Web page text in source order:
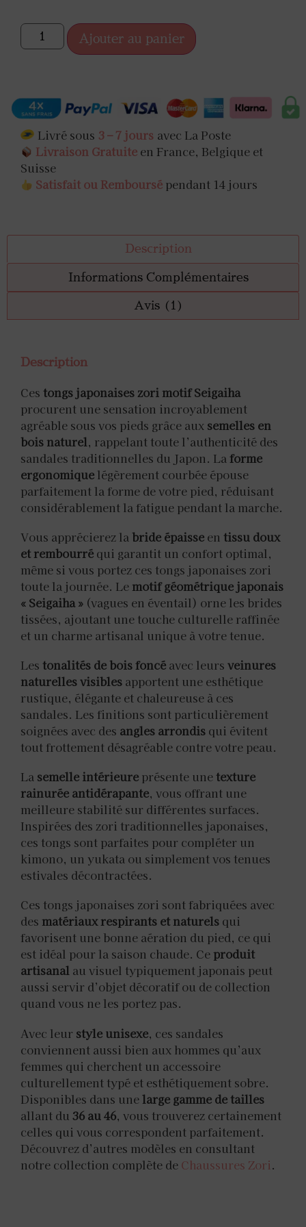
Ajouter au panier
Livré sous 3 – 7 jours avec La Poste
Livraison Gratuite en France, Belgique et
Suisse
Satisfait ou Remboursé pendant 14 jours
Description
Informations Complémentaires
Avis (1)
Description
Ces tongs japonaises zori motif Seigaiha
procurent une sensation incroyablement
agréable sous vos pieds grâce aux semelles en
bois naturel, rappelant toute l’authenticité des
sandales traditionnelles du Japon. La forme
ergonomique légèrement courbée épouse
parfaitement la forme de votre pied, réduisant
considérablement la fatigue pendant la marche.
Vous apprécierez labride épaisse en tissu doux
et rembourré qui garantit un confort optimal,
même si vous portez ces tongs japonaises zori
toute la journée. Le motif géométrique japonais
« Seigaiha » (vagues en éventail) orne les brides
tissées, ajoutant une touche culturelle raffinée
et un charme artisanal unique à votre tenue.
Les tonalités de bois foncé avec leurs veinures
naturelles visibles apportent une esthétique
rustique, élégante et chaleureuse à ces
sandales. Les finitions sont particulièrement
soignées avec des angles arrondis qui évitent
tout frottement désagréable contre votre peau.
La semelle intérieure présente unetexture
rainurée antidérapante, vous offrant une
meilleure stabilité sur différentes surfaces.
Inspirées des zori traditionnelles japonaises,
ces tongs sont parfaites pour compléter un
kimono, un yukata ou simplement vos tenues
estivales décontractées.
Ces tongs japonaises zori sont fabriquées avec
des matériaux respirants et naturels qui
favorisent une bonne aération du pied, ce qui
est idéal pour la saison chaude. Ce produit
artisanal au visuel typiquement japonais peut
aussi servir d’objet décoratif ou de collection
quand vous ne les portez pas.
Avec leur style unisexe, ces sandales
conviennent aussi bien aux hommes qu’aux
femmes qui cherchent un accessoire
culturellement typé et esthétiquement sobre.
Disponibles dans unelarge gamme de tailles
allant du 36 au 46, vous trouverez certainement
celles qui vous correspondent parfaitement.
Découvrez d’autres modèles en consultant
notre collection complète de Chaussures Zori.